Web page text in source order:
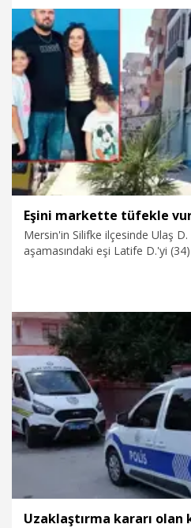
14.06.2026 Gündem
Mersin'in Silifke ilçesinde Ulaş
aşamasındaki eşi Latife D.'yi
kaydı olduğu belirlenen şüpheli,
6.06.2026 Gündem